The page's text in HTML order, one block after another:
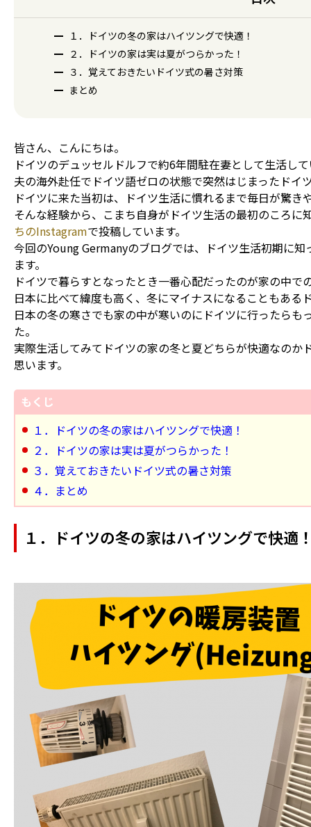
１．ドイツの冬の家はハイツングで快適！
２．ドイツの家は実は夏がつらかった！
３．覚えておきたいドイツ式の暑さ対策
まとめ
皆さん、こんにちは。
ドイツのデュッセルドルフで約6年間駐在妻として生活し
夫の海外赴任でドイツ語ゼロの状態で突然はじまったドイ
ドイツに来た当初は、ドイツ生活に慣れるまで毎日が驚き
そんな経験から、こまち自身がドイツ生活の最初のころに
ちのInstagramで投稿しています。
今回のYoung Germanyのブログでは、ドイツ生活初期に
ます。
ドイツで暮らすとなったとき一番心配だったのが家の中で
日本に比べて緯度も高く、冬にマイナスになることもある
日本の冬の寒さでも家の中が寒いのにドイツに行ったらも
た。
実際生活してみてドイツの家の冬と夏どちらが快適なのか
思います。
もくじ
１．ドイツの冬の家はハイツングで快適！
２．ドイツの家は実は夏がつらかった！
３．覚えておきたいドイツ式の暑さ対策
４．まとめ
１．ドイツの冬の家はハイツングで快適